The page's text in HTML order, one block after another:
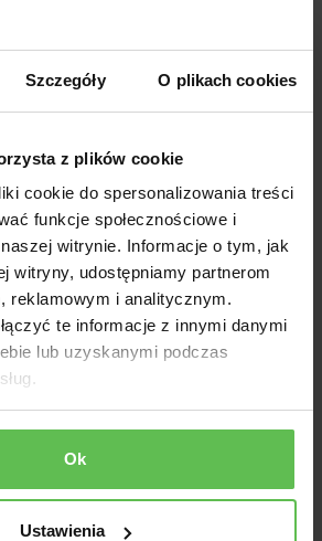
Szczegóły O plikach cookies
z plików cookie
cookie do spersonalizowania treści
funkcje społecznościowe i
witrynie. Informacje o tym, jak
witryny, udostępniamy partnerom
reklamowym i analitycznym.
te informacje z innymi danymi
lub uzyskanymi podczas
Ok
Ustawienia
wykonywanych robót. Przykładem
Osówniak
07-09-2023
Począwszy od spotkania
przedstawionej przez Pana
na solidnym, terminowym i
wykonaniu zlecenia kontakt z Nimi
zaskoczeń i wrażen.
każdemu rozważającemu